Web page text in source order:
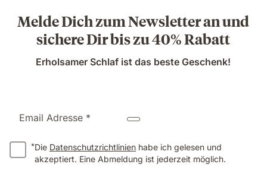
Melde Dich zum Newsletter an und
sichere Dir bis zu 40% Rabatt
Erholsamer Schlaf ist das beste Geschenk!
Email Adresse *
*Die Datenschutzrichtlinien habe ich gelesen und
akzeptiert. Eine Abmeldung ist jederzeit möglich.